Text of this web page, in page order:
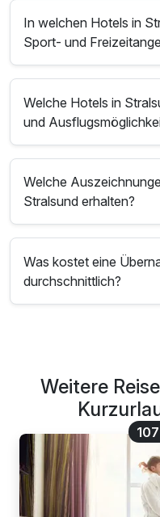
In welchen Hotels in
Sport- und
Welche Hotels in
und
Welche
Stralsund erhalten?
Was kostet eine
durchschnittlich?
Weitere